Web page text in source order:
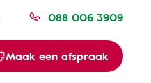
088 006 3909
Maak een afspraak